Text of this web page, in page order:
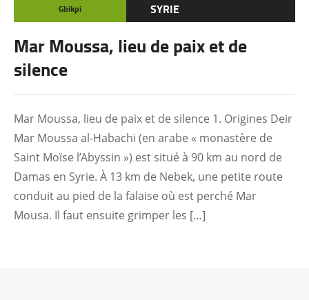
Gbikpi SYRIE
Mar Moussa, lieu de paix et de
silence
Mar Moussa, lieu de paix et de silence 1. Origines Deir
Mar Moussa al-Habachi (en arabe « monastère de
Saint Moïse l’Abyssin ») est situé à 90 km au nord de
Damas en Syrie. À 13 km de Nebek, une petite route
conduit au pied de la falaise où est perché Mar
Mousa. Il faut ensuite grimper les […]